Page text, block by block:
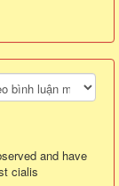
and have
cialis